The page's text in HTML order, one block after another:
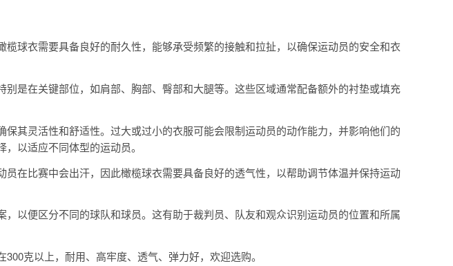
榄球衣需要具备良好的耐久性，能够承受频繁的接触和拉扯，以确保运动员的安全和衣
别是在关键部位，如肩部、胸部、臀部和大腿等。这些区域通常配备额外的衬垫或填充
保其灵活性和舒适性。过大或过小的衣服可能会限制运动员的动作能力，并影响他们的
以适应不同体型的运动员。
员在比赛中会出汗，因此橄榄球衣需要具备良好的透气性，以帮助调节体温并保持运动
，以便区分不同的球队和球员。这有助于裁判员、队友和观众识别运动员的位置和所属
克以上，耐用、高牢度、透气、弹力好，欢迎选购。